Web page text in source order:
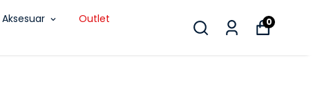
Aksesuar
Outlet
0